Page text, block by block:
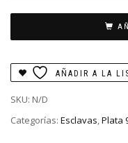
(2
cantidad
AÑADIR A LA
SKU: N/D
Categorías: Esclavas,Plata